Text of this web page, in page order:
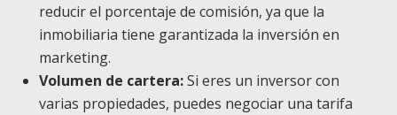
reducir el porcentaje de comisión, ya que la
inmobiliaria tiene garantizada la inversión en
marketing.
Volumen de cartera:Si eres un inversor con
varias propiedades, puedes negociar una tarifa